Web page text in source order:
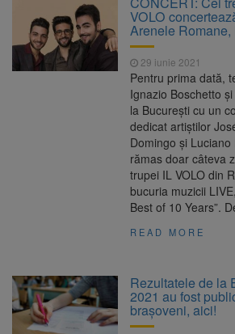
144 de incidente
10 august 2026
Ambulanță atacată cu
topoare și pietre în Cluj, după un zvon
„fură copii”. Trei tineri au fost reținuți
10 august 2026
Primele radare fixe din
România ar urma să apară în toamna lui
2027. Proiectul CNAIR este în licitație
România, pe primul
Mondialele U19 de canotaj. Trei medalii
aur, una de argint și două de bronz
VOLO
Arenele Romane,
29 iunie 2021
Pentru prima dată,
Ignazio Boschetto
la București cu un
dedicat artiștilor
Domingo și
rămas doar câteva
trupei IL VOLO din
bucuria muzicii
Best of 10 Years”.
READ MORE
Rezultatele de la
2021 au fost
brașoveni, aici!